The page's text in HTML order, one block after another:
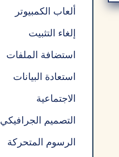
ألعاب الكمبيوتر
إلغاء التثبيت
استضافة الملفات
استعادة البيانات
الاجتماعية
التصميم الجرافيكي
الرسوم المتحركة